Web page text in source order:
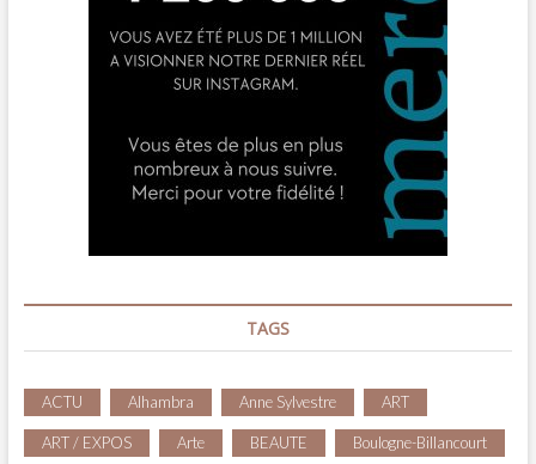
TAGS
ACTU Alhambra Anne Sylvestre ART
ART / EXPOS Arte BEAUTE Boulogne-Billancourt